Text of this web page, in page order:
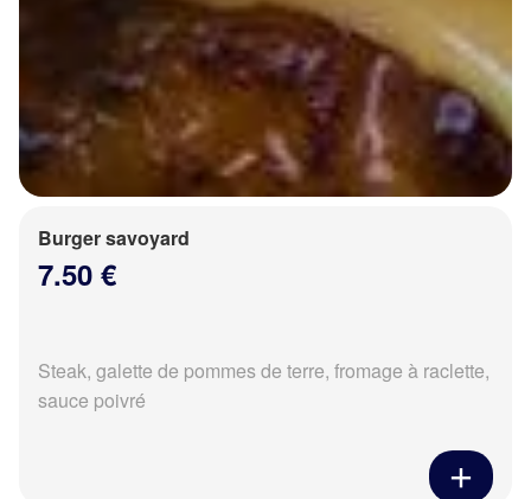
Burger savoyard
7.50 €
Steak, galette de pommes de terre, fromage à raclette,
sauce poivré